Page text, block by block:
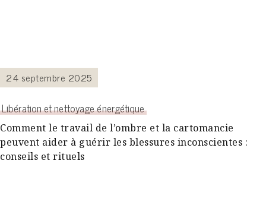
Libération et nettoyage énergétique
Comment le travail de l’ombre et la cartomancie
peuvent aider à guérir les blessures inconscientes :
conseils et rituels
24 septembre 2025